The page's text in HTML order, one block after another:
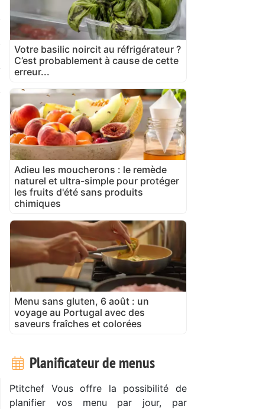
Votre basilic noircit au réfrigérateur ?
C’est probablement à cause de cette
erreur...
Adieu les moucherons : le remède
naturel et ultra-simple pour protéger
les fruits d'été sans produits
chimiques
Menu sans gluten, 6 août : un
voyage au Portugal avec des
saveurs fraîches et colorées
Planificateur de menus
Ptitchef Vous offre la possibilité de
planifier vos menu par jour, par